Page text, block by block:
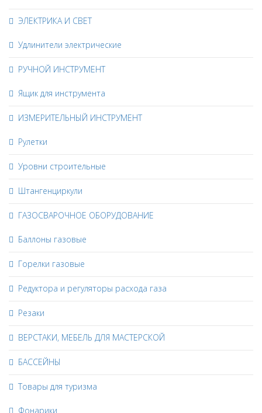
ЭЛЕКТРИКА И СВЕТ
Удлинители электрические
РУЧНОЙ ИНСТРУМЕНТ
Ящик для инструмента
ИЗМЕРИТЕЛЬНЫЙ ИНСТРУМЕНТ
Рулетки
Уровни строительные
Штангенциркули
ГАЗОСВАРОЧНОЕ ОБОРУДОВАНИЕ
Баллоны газовые
Горелки газовые
Редуктора и регуляторы расхода газа
Резаки
ВЕРСТАКИ, МЕБЕЛЬ ДЛЯ МАСТЕРСКОЙ
БАССЕЙНЫ
Товары для туризма
Фонарики